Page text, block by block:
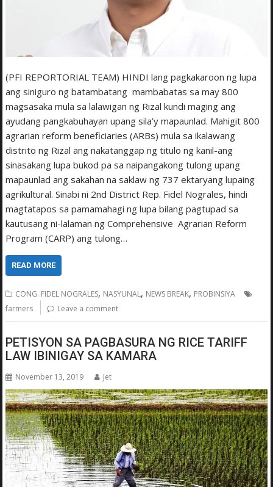
(PFI REPORTORIAL TEAM) HINDI lang pagkakaroon ng lupa
ang siniguro ng batambatang mambabatas sa may 800
magsasaka mula sa lalawigan ng Rizal kundi maging ang
ayudang pangkabuhayan upang sila’y mapaunlad. Mahigit 800
agrarian reform beneficiaries (ARBs) mula sa ikalawang
distrito ng Rizal ang nakatanggap ng titulo ng kanil-ang
sinasakang lupa bukod pa sa naipangakong tulong upang
mapaunlad ang sakahan na saklaw ng 737 ektaryang lupaing
agrikultural. Sinabi ni 2nd District Rep. Fidel Nograles, hindi
magtatapos sa pamamahagi ng lupa bilang pagtupad sa
kautusang ni-lalaman ng Comprehensive Agrarian Reform
Program (CARP) ang tulong…
READ MORE
CONG. FIDEL NOGRALES, NASYUNAL, NEWS BREAK, PROBINSIYA
farmers
Leave a comment
PETISYON SA PAGBASURA NG RICE TARIFF
LAW IBINIGAY SA KAMARA
November 13, 2019 Jet